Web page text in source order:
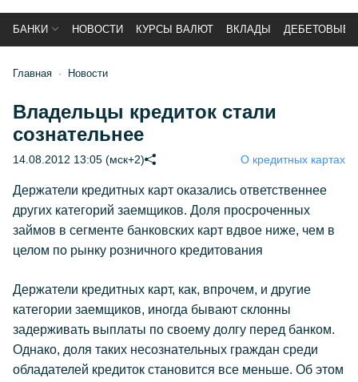
БАНКИ НОВОСТИ КУРСЫ ВАЛЮТ ВКЛАДЫ ДЕБЕТОВЫЕ
Главная Новости
Владельцы кредиток стали
сознательнее
14.08.2012 13:05 (мск+2) О кредитных картах
Держатели кредитных карт оказались ответственнее
других категорий заемщиков. Доля просроченных
займов в сегменте банковских карт вдвое ниже, чем в
целом по рынку розничного кредитования
Держатели кредитных карт, как, впрочем, и другие
категории заемщиков, иногда бывают склонны
задерживать выплаты по своему долгу перед банком.
Однако, доля таких несознательных граждан среди
обладателей кредиток становится все меньше. Об этом